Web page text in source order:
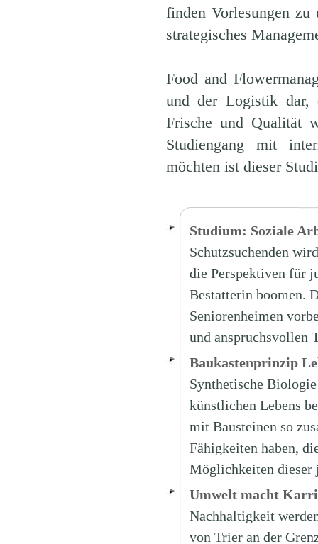
finden Vorlesungen
strategisches
Food and
und der Logistik dar,
Frische und Qualität
Studiengang mit
möchten ist dieser
Studium: Soziale
Schutzsuchenden
die Perspektiven für
Bestatterin boomen.
Seniorenheimen
und anspruchsvollen
Baukastenprinzip
Synthetische
künstlichen Lebens
mit Bausteinen so
Fähigkeiten haben,
Möglichkeiten dieser
Umwelt macht
Nachhaltigkeit
von Trier an der